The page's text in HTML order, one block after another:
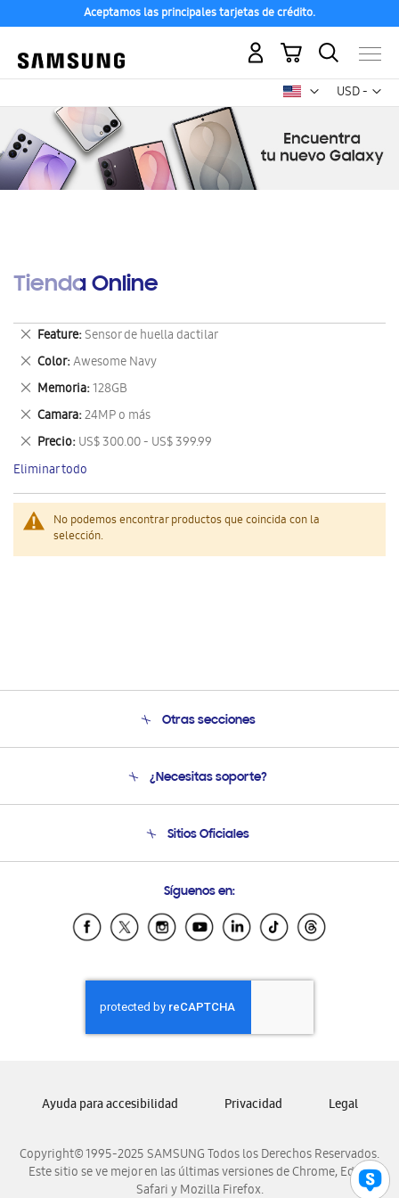
Aceptamos las principales tarjetas de crédito.
USD -
dólar
Mi carrito
Tienda Online
No podemos encontrar productos que coincida con la
selección.
Feature Sensor de huella dactilar
Eliminar
este
artículo
Color Awesome Navy
Eliminar
este
artículo
Memoria 128GB
Eliminar
este
artículo
Camara 24MP o más
Eliminar
este
artículo
Precio US$ 300.00 - US$ 399.99
Eliminar
este
artículo
Eliminar todo
Otras secciones
Soporte
Condiciones de Compra
¿Necesitas soporte?
Soporte vía eMail
Sitios Oficiales
Samsung Ecuador
Samsung El Salvador
Samsung Honduras
Samsung Nicaragua
Samsung Panamá
Samsung Venezuela
Síguenos en:
Copyright© 1995-2025 SAMSUNG Todos los Derechos Reservados.
Este sitio se ve mejor en las últimas versiones de Chrome, Edge,
Safari y Mozilla Firefox.
Ayuda para accesibilidad Privacidad Legal